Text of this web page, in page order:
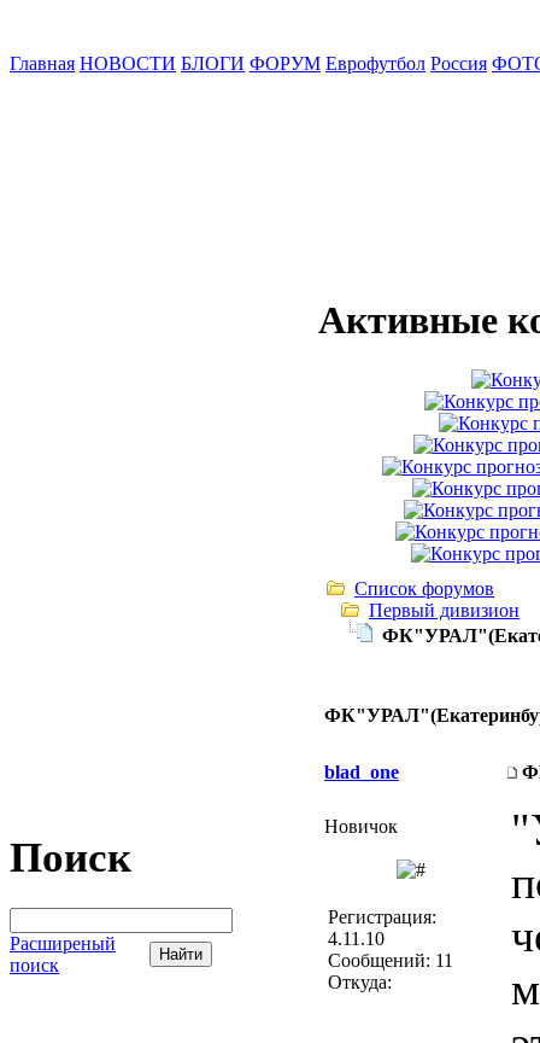
Главная НОВОСТИ БЛОГИ ФОРУМ Еврофутбол Россия
Поиск
Расширеный
поиск
Активные
Список форумов
Первый дивизион
blad_one
Новичок
Регистрация:
4.11.10
Сообщений: 11
Откуда: